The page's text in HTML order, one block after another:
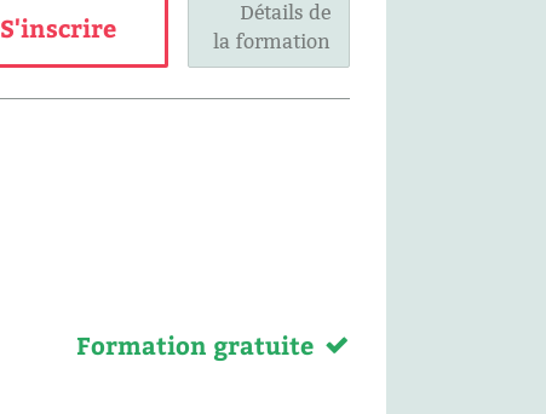
S'inscrire
Détails de
la formation
Formation gratuite